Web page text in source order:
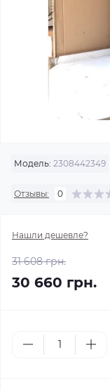
Модель: 2308442349
Отзывы: 0
Нашли дешевле?
31 608 грн.
30 660 грн.